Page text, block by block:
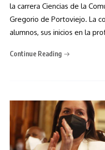
la carrera Ciencias de la
Gregorio de Portoviejo. La
alumnos, sus inicios en la
Continue Reading